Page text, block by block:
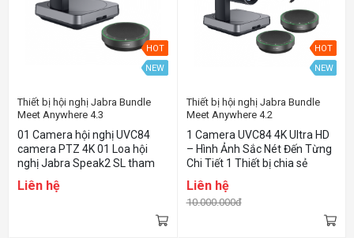
HOT
NEW
Thiết bị hội nghị Jabra Bundle
Meet Anywhere 4.3
01 Camera hội nghị UVC84
camera PTZ 4K 01 Loa hội
nghị Jabra Speak2 SL tham
dàng Âm thanh rõ nét
Liên hệ
HOT
NEW
Thiết bị hội nghị Jabra Bundle
Meet Anywhere 4.2
1 Camera UVC84 4K Ultra HD
– Hình Ảnh Sắc Nét Đến Từng
Chi Tiết 1 Thiết bị chia sẻ
CX-20 2 Loa Hội Nghị Không
Dây Jabra Speak2 75 – Âm
Liên hệ
10.000.000đ